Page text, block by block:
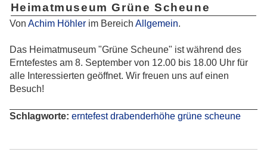
Heimatmuseum Grüne Scheune
Von Achim Höhler im Bereich Allgemein.
Das Heimatmuseum "Grüne Scheune" ist während des
Erntefestes am 8. September von 12.00 bis 18.00 Uhr für
alle Interessierten geöffnet. Wir freuen uns auf einen
Besuch!
Schlagworte: erntefest drabenderhöhe grüne scheune